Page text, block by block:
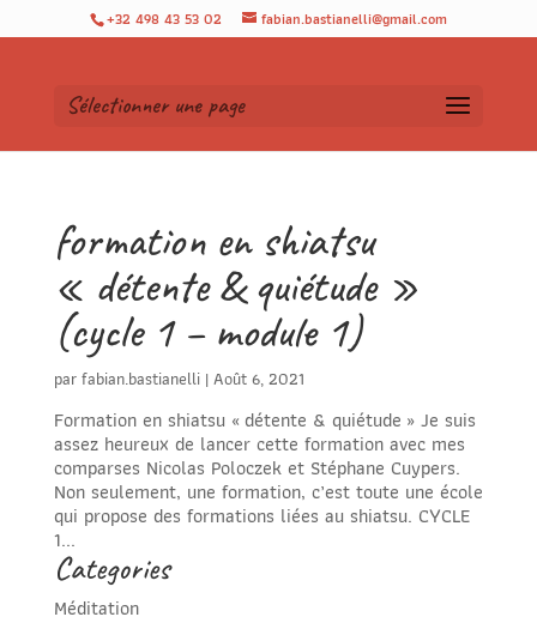
+32 498 43 53 02 fabian.bastianelli@gmail.com
Sélectionner une page
formation en shiatsu
« détente & quiétude »
(cycle 1 – module 1)
parfabian.bastianelli|Août 6, 2021
Formation en shiatsu « détente & quiétude » Je suis
assez heureux de lancer cette formation avec mes
comparses Nicolas Poloczek et Stéphane Cuypers.
Non seulement, une formation, c’est toute une école
qui propose des formations liées au shiatsu. CYCLE
1...
Categories
Méditation